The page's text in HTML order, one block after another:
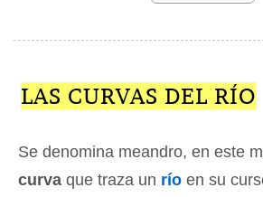
LAS CURVAS DEL RÍO
Se denomina meandro, en este
curva que traza un río en su